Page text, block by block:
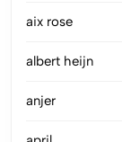
aix rose
albert heijn
anjer